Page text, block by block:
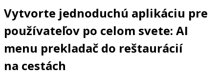
Vytvorte jednoduchú aplikáciu pre
používateľov po celom svete: AI
menu prekladač do reštaurácií
na cestách